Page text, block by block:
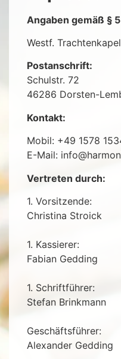
Angaben gemäß §
Westf.
Postanschrift:
Schulstr. 72
46286 Dorsten-
Kontakt:
Mobil: +49 1578
E-Mail:
Vertreten durch:
1. Vorsitzende:
Christina Stroick
1. Kassierer:
Fabian Gedding
1. Schriftführer:
Stefan Brinkmann
Geschäftsführer:
Alexander Gedding